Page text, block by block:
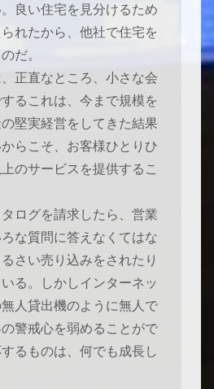
良い住宅を見分けるため
れたから、他社で住宅を
だ。
、正直なところ、小さな会
るこれは、今まで規模を
堅実経営をしてきた結果
らこそ、お客様ひとりひ
のサービスを提供するこ
タログを請求したら、営業
な質問に答えなくてはな
さい売り込みをされたり
る。しかしインターネッ
無人貸出機のように無人で
警戒心を弱めることがで
るものは、何でも成長し